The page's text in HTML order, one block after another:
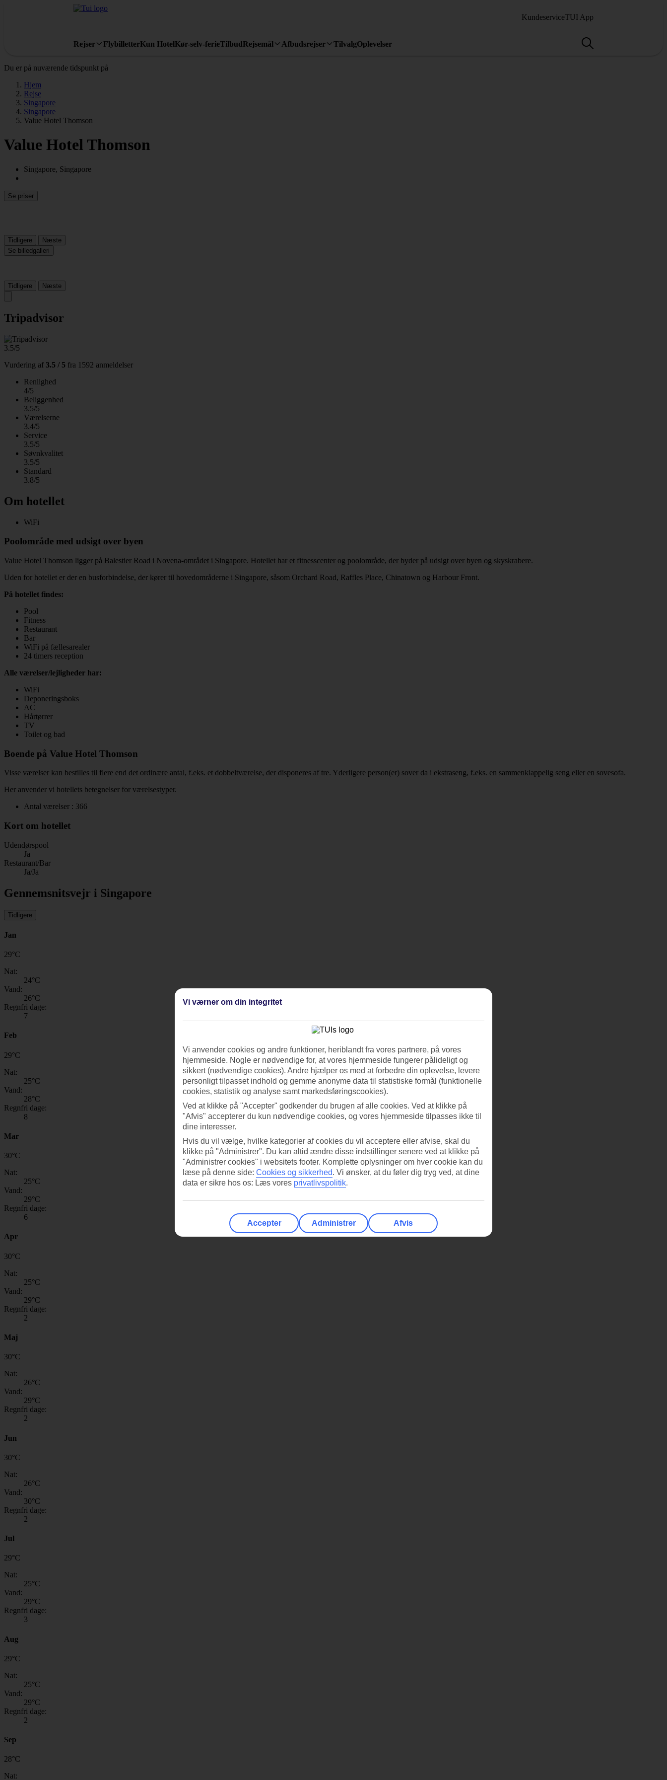
KundeserviceTUI App
Rejser FlybilletterKun HotelKør-selv-ferieTilbudRejsemål Afbudsrejser TilvalgOplevelser
Du er på nuværende tidspunkt på
Hjem
Rejse
Singapore
Singapore
Value Hotel Thomson
Value Hotel Thomson
Singapore, Singapore
Se priser
Tidligere
Næste
Se billedgalleri
Tidligere Næste
Tripadvisor
3.5/5
Vurdering af 3.5 / 5 fra 1592 anmeldelser
Renlighed
4/5
Beliggenhed
3.5/5
Værelserne
3.4/5
Service
3.5/5
Søvnkvalitet
3.5/5
Standard
3.8/5
Om hotellet
WiFi
Poolområde med udsigt over byen
Value Hotel Thomson ligger på Balestier Road i Novena-området i Singapore. Hotellet har et fitnesscenter og poolområde, der byder på udsigt over byen og skyskrabere.
Uden for hotellet er der en busforbindelse, der kører til hovedområderne i Singapore, såsom Orchard Road, Raffles Place, Chinatown og Harbour Front.
På hotellet findes:
Pool
Fitness
Restaurant
Bar
WiFi på fællesarealer
24 timers reception
Alle værelser/lejligheder har:
WiFi
Deponeringsboks
AC
Hårtørrer
TV
Toilet og bad
Boende på Value Hotel Thomson
Visse værelser kan bestilles til flere end det ordinære antal, f.eks. et dobbeltværelse, der disponeres af tre. Yderligere person(er) sover da i ekstraseng, f.eks. en sammenklappelig seng eller en sovesofa.
Her anvender vi hotellets betegnelser for værelsestyper.
Antal værelser : 366
Kort om hotellet
Udendørspool
Ja
Restaurant/Bar
Ja/Ja
Gennemsnitsvejr i Singapore
Tidligere
Jan
29°C
Nat:
24°C
Vand:
26°C
Regnfri dage:
7
Feb
29°C
Nat:
25°C
Vand:
28°C
Regnfri dage:
8
Mar
30°C
Nat:
25°C
Vand:
29°C
Regnfri dage:
6
Apr
30°C
Nat:
25°C
Vand:
29°C
Regnfri dage:
2
Maj
30°C
Nat:
26°C
Vand:
29°C
Regnfri dage:
2
Jun
30°C
Nat:
26°C
Vand:
30°C
Regnfri dage:
2
Jul
29°C
Nat:
25°C
Vand:
29°C
Regnfri dage:
3
Aug
29°C
Nat:
25°C
Vand:
29°C
Regnfri dage:
2
Sep
28°C
Nat:
Vi værner om din integritet
Vi anvender cookies og andre funktioner, heriblandt fra vores partnere, på vores
hjemmeside. Nogle er nødvendige for, at vores hjemmeside fungerer pålideligt og
sikkert (nødvendige cookies). Andre hjælper os med at forbedre din oplevelse, levere
personligt tilpasset indhold og gemme anonyme data til statistiske formål (funktionelle
cookies, statistik og analyse samt markedsføringscookies).
Ved at klikke på "Accepter" godkender du brugen af alle cookies. Ved at klikke på
"Afvis" accepterer du kun nødvendige cookies, og vores hjemmeside tilpasses ikke til
dine interesser.
Hvis du vil vælge, hvilke kategorier af cookies du vil acceptere eller afvise, skal du
klikke på "Administrer". Du kan altid ændre disse indstillinger senere ved at klikke på
"Administrer cookies" i websitets footer. Komplette oplysninger om hver cookie kan du
læse på denne side: Cookies og sikkerhed. Vi ønsker, at du føler dig tryg ved, at dine
data er sikre hos os: Læs vores privatlivspolitik.
Accepter Administrer Afvis